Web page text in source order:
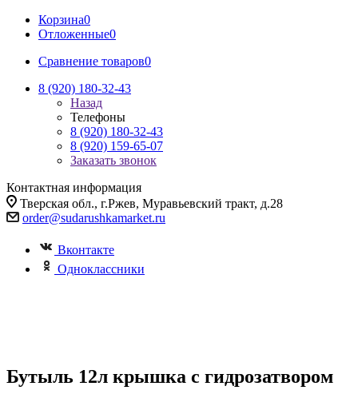
Корзина0
Отложенные0
Сравнение товаров0
8 (920) 180-32-43
Назад
Телефоны
8 (920) 180-32-43
8 (920) 159-65-07
Заказать звонок
Контактная информация
Тверская обл., г.Ржев, Муравьевский тракт, д.28
order@sudarushkamarket.ru
Вконтакте
Одноклассники
Бутыль 12л крышка с гидрозатвором